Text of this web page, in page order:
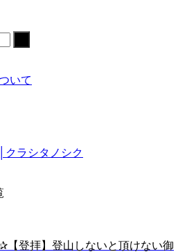
いて
クラシタノシク
【登拝】登山しないと頂けない御